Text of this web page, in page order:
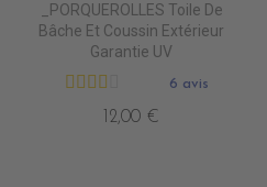
_PORQUEROLLES Toile De
Bâche Et Coussin Extérieur
Garantie UV
6 avis
12,00 €